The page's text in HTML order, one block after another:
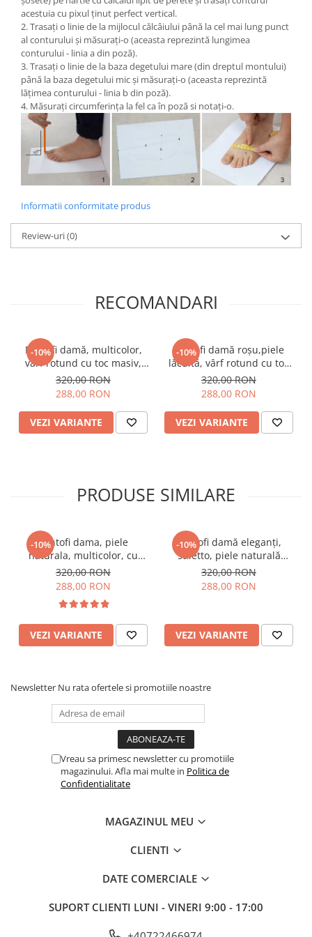
acestuia cu pixul ținut perfect vertical.
2. Trasați o linie de la mijlocul călcâiului până la cel mai lung punct
al conturului și măsurați-o (aceasta reprezintă lungimea
conturului - linia a din poză).
3. Trasați o linie de la baza degetului mare (din dreptul montului)
până la baza degetului mic și măsurați-o (aceasta reprezintă
lățimea conturului - linia b din poză).
4. Măsurați circumferința la fel ca în poză si notați-o.
Informatii conformitate produs
Review-uri(0)
RECOMANDARI
-10%
Pantofi damă, multicolor,
vârf rotund cu toc masiv,
imprimeu abstract
320,00 RON
288,00 RON
VEZI VARIANTE
-10%
Pantofi damă roșu,piele
lăcuită, vârf rotund cu toc
masiv, imprimeu leopard.
320,00 RON
288,00 RON
VEZI VARIANTE
PRODUSE SIMILARE
-10%
Pantofi dama, piele
naturala, multicolor, cu
imprimeu sarpe, toc mic,
gros, Sandali
320,00 RON
288,00 RON
VEZI VARIANTE
-10%
Pantofi damă eleganți,
stiletto, piele naturală
velur, toc gros îmbrăcat,
negru zig-zag, negru
320,00 RON
288,00 RON
VEZI VARIANTE
Newsletter Nu rata ofertele si promotiile noastre
Vreau sa primesc newsletter cu promotiile
magazinului. Afla mai multe in Politica de
Confidentialitate
MAGAZINUL MEU
CLIENTI
DATE COMERCIALE
SUPORT CLIENTI LUNI - VINERI 9:00 - 17:00